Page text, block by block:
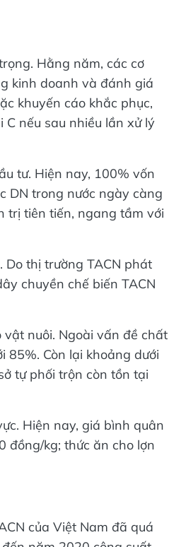
Hằng năm, các cơ
kinh doanh và đánh giá
khuyến cáo khắc phục,
nếu sau nhiều lần xử lý
tư. Hiện nay, 100% vốn
DN trong nước ngày càng
trị tiên tiến, ngang tầm với
Do thị trường TACN phát
chuyền chế biến TACN
nuôi. Ngoài vấn đề chất
85%. Còn lại khoảng dưới
tự phối trộn còn tồn tại
Hiện nay, giá bình quân
đồng/kg; thức ăn cho lợn
của Việt Nam đã quá